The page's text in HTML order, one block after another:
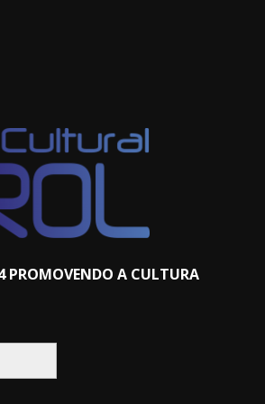
PROMOVENDO A CULTURA